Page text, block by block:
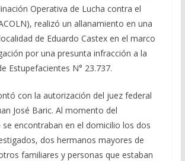
Operativa de Lucha contra el
realizó un allanamiento en una
de Eduardo Castex en el marco
por una presunta infracción a la
Estupefacientes N° 23.737.
con la autorización del juez federal
José Baric. Al momento del
encontraban en el domicilio los dos
dos hermanos mayores de
familiares y personas que estaban